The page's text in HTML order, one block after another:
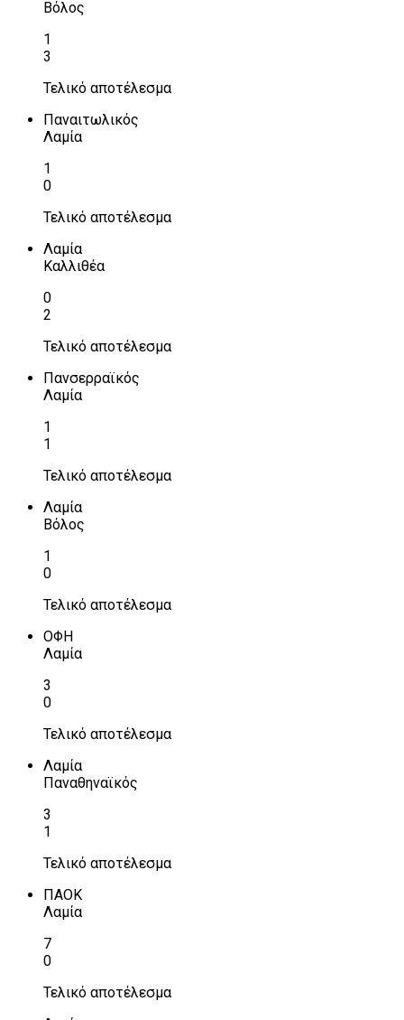
Βόλος
1
3
Τελικό αποτέλεσμα
Παναιτωλικός
Λαμία
1
0
Τελικό αποτέλεσμα
Λαμία
Καλλιθέα
0
2
Τελικό αποτέλεσμα
Πανσερραϊκός
Λαμία
1
1
Τελικό αποτέλεσμα
Λαμία
Βόλος
1
0
Τελικό αποτέλεσμα
ΟΦΗ
Λαμία
3
0
Τελικό αποτέλεσμα
Λαμία
Παναθηναϊκός
3
1
Τελικό αποτέλεσμα
ΠΑΟΚ
Λαμία
7
0
Τελικό αποτέλεσμα